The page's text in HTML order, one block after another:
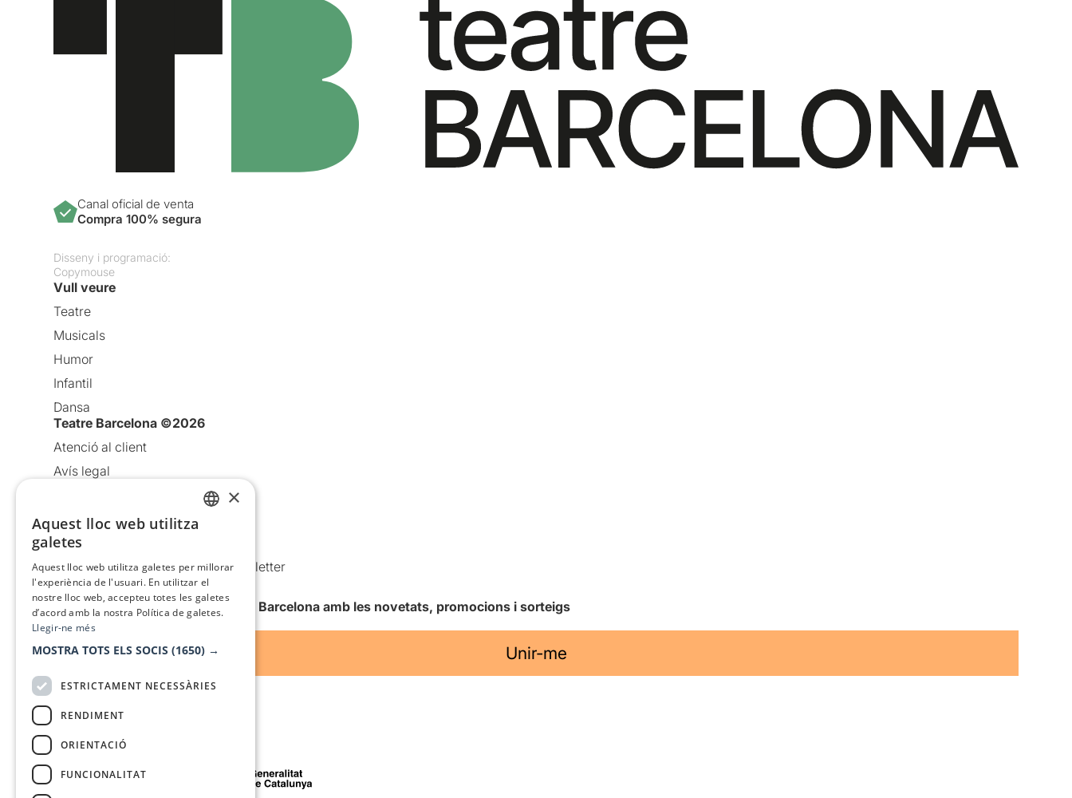
Canal oficial de venta
Compra 100% segura
Disseny i programació:
Copymouse
Vull veure
Teatre
Musicals
Humor
Infantil
Dansa
Teatre Barcelona ©2026
Atenció al client
Avís legal
Política de cookies
Condicions d’ús
Comunicacions comercials i Newsletter
Anuncia’t
Vull rebre la newsletter de Teatre Barcelona amb les novetats, promocions i sorteigs
Unir-me
Amb el suport de
×
Aquest lloc web utilitza
galetes
Aquest lloc web utilitza galetes per millorar
l'experiència de l'usuari. En utilitzar el
nostre lloc web, accepteu totes les galetes
d’acord amb la nostra Política de galetes.
Llegir-ne més
MOSTRA TOTS ELS SOCIS (1650) →
ESTRICTAMENT NECESSÀRIES
RENDIMENT
ORIENTACIÓ
FUNCIONALITAT